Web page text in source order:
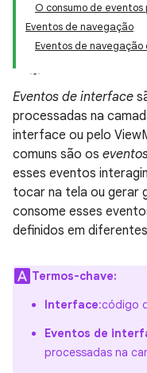
O consumo de
Eventos de navegação
Eventos de
Eventos de interface
processadas na
interface ou pelo
comuns são os
esses eventos
tocar na tela ou gerar
consome esses
definidos em
Termos-chave:
Interface:código
Eventos de
processadas na